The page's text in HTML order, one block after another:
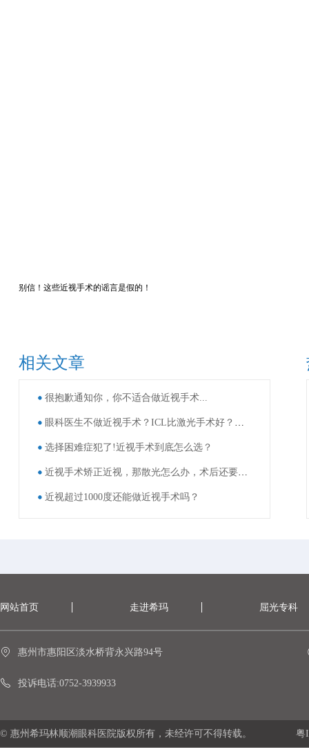
别信！这些近视手术的谣言是假的！
相关文章
很抱歉通知你，你不适合做近视手术...
眼科医生不做近视手术？ICL比激光手术好？这些近视手术谣言，别再信了！
选择困难症犯了!近视手术到底怎么选？
近视手术矫正近视，那散光怎么办，术后还要戴眼镜吗？
近视超过1000度还能做近视手术吗？
网站首页 走进希玛 屈光专科
惠州市惠阳区淡水桥背永兴路94号
投诉电话:0752-3939933
© 惠州希玛林顺潮眼科医院版权所有，未经许可不得转载。 粤